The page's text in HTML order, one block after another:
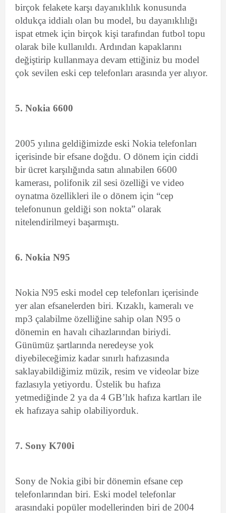
birçok felakete karşı dayanıklılık konusunda
oldukça iddialı olan bu model, bu dayanıklılığı
ispat etmek için birçok kişi tarafından futbol topu
olarak bile kullanıldı. Ardından kapaklarını
değiştirip kullanmaya devam ettiğiniz bu model
çok sevilen eski cep telefonları arasında yer alıyor.
5. Nokia 6600
2005 yılına geldiğimizde eski Nokia telefonları
içerisinde bir efsane doğdu. O dönem için ciddi
bir ücret karşılığında satın alınabilen 6600
kamerası, polifonik zil sesi özelliği ve video
oynatma özellikleri ile o dönem için “cep
telefonunun geldiği son nokta” olarak
nitelendirilmeyi başarmıştı.
6. Nokia N95
Nokia N95 eski model cep telefonları içerisinde
yer alan efsanelerden biri. Kızaklı, kameralı ve
mp3 çalabilme özelliğine sahip olan N95 o
dönemin en havalı cihazlarından biriydi.
Günümüz şartlarında neredeyse yok
diyebileceğimiz kadar sınırlı hafızasında
saklayabildiğimiz müzik, resim ve videolar bize
fazlasıyla yetiyordu. Üstelik bu hafıza
yetmediğinde 2 ya da 4 GB’lık hafıza kartları ile
ek hafızaya sahip olabiliyorduk.
7. Sony K700i
Sony de Nokia gibi bir dönemin efsane cep
telefonlarından biri. Eski model telefonlar
arasındaki popüler modellerinden biri de 2004